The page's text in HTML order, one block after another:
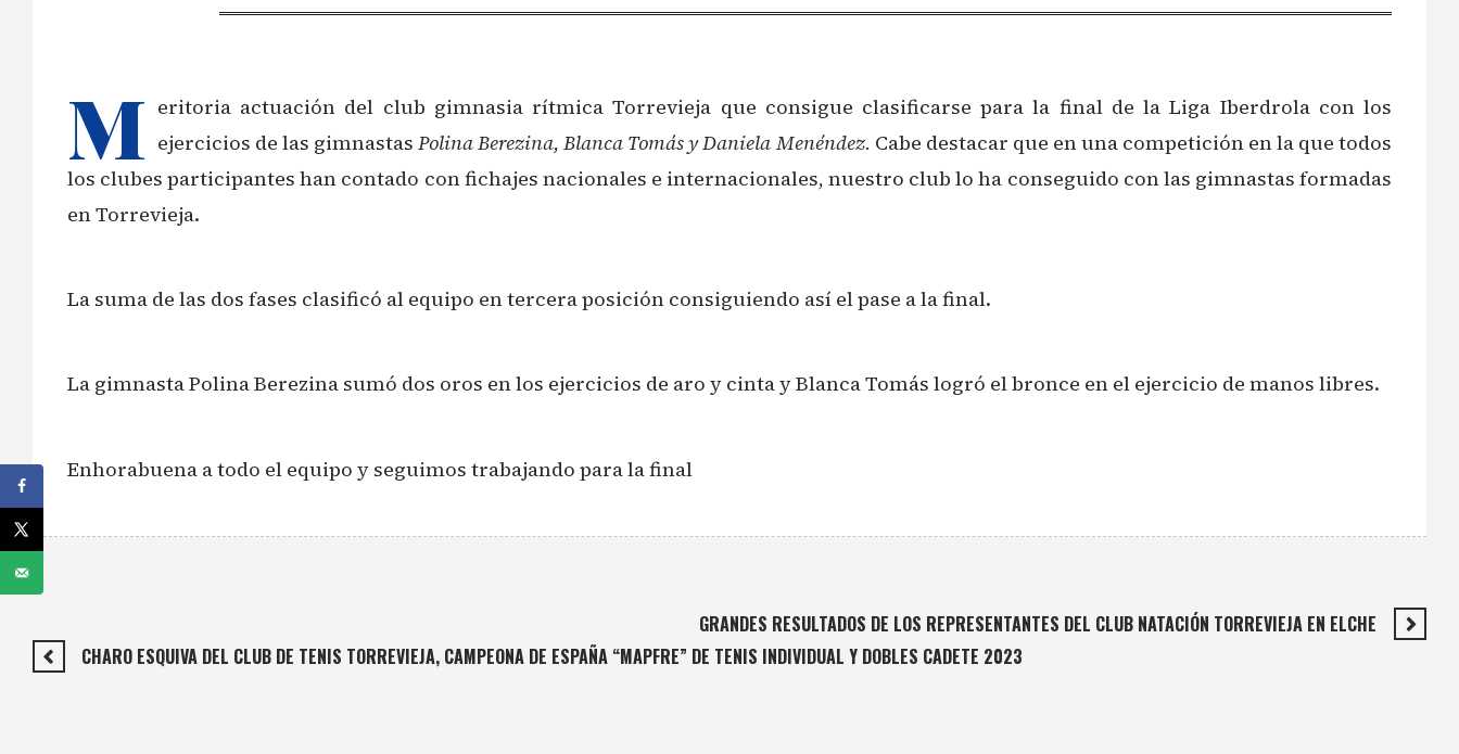
M eritoria actuación del club gimnasia rítmica Torrevieja que consigue clasificarse para la final de la Liga Iberdrola con los
ejercicios de las gimnastasPolina Berezina, Blanca Tomás y Daniela Menéndez. Cabe destacar que en una competición en la que todos
los clubes participantes han contado con fichajes nacionales e internacionales, nuestro club lo ha conseguido con las gimnastas formadas
en Torrevieja.
La suma de las dos fases clasificó al equipo en tercera posición consiguiendo así el pase a la final.
La gimnasta Polina Berezina sumó dos oros en los ejercicios de aro y cinta y Blanca Tomás logró el bronce en el ejercicio de manos libres.
Enhorabuena a todo el equipo y seguimos trabajando para la final
GRANDES RESULTADOS DE LOS REPRESENTANTES DEL CLUB NATACIÓN TORREVIEJA EN ELCHE
CHARO ESQUIVA DEL CLUB DE TENIS TORREVIEJA, CAMPEONA DE ESPAÑA “MAPFRE” DE TENIS INDIVIDUAL Y DOBLES CADETE 2023